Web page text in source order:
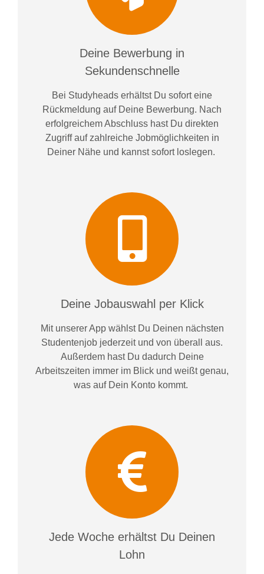
Deine Bewerbung in
Sekundenschnelle
Bei Studyheads erhältst Du sofort eine
Rückmeldung auf Deine Bewerbung. Nach
erfolgreichem Abschluss hast Du direkten
Zugriff auf zahlreiche Jobmöglichkeiten in
Deiner Nähe und kannst sofort loslegen.
Deine Jobauswahl per Klick
Mit unserer App wählst Du Deinen nächsten
Studentenjob jederzeit und von überall aus.
Außerdem hast Du dadurch Deine
Arbeitszeiten immer im Blick und weißtgenau,
was auf Dein Konto kommt.
Jede Woche erhältst Du Deinen
Lohn